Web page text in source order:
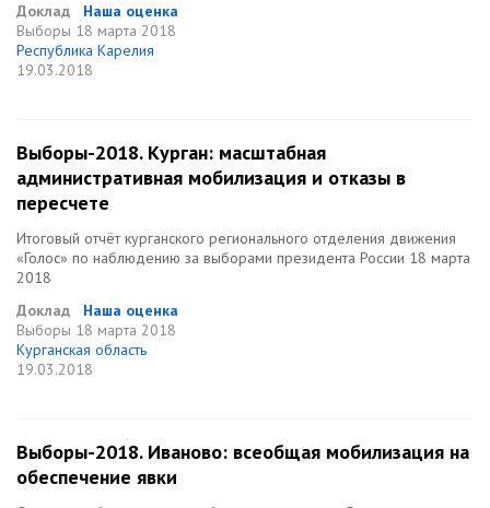
Доклад
Наша оценка
Выборы 18 марта 2018
Республика Карелия
19.03.2018
Выборы-2018. Курган: масштабная
административная мобилизация и отказы в
пересчете
Итоговый отчёт курганского регионального отделения движения
«Голос» по наблюдению за выборами президента России 18 марта
2018
Доклад
Наша оценка
Выборы 18 марта 2018
Курганская область
19.03.2018
Выборы-2018. Иваново: всеобщая мобилизация на
обеспечение явки